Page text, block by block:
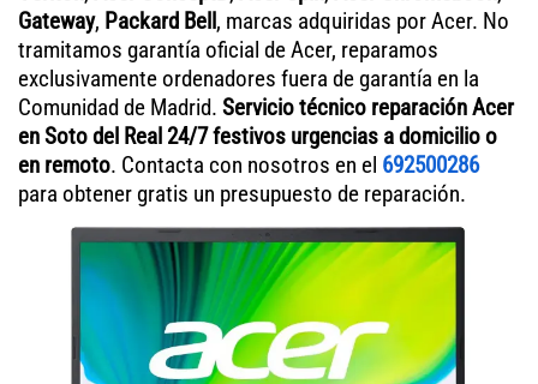
Gateway, Packard Bell, marcas adquiridas por Acer. No
tramitamos garantía oficial de Acer, reparamos
exclusivamente ordenadores fuera de garantía en la
Comunidad de Madrid. Servicio técnico reparación Acer
en Soto del Real 24/7 festivos urgencias a domicilio o
en remoto. Contacta con nosotros en el 692500286
para obtener gratis un presupuesto de reparación.